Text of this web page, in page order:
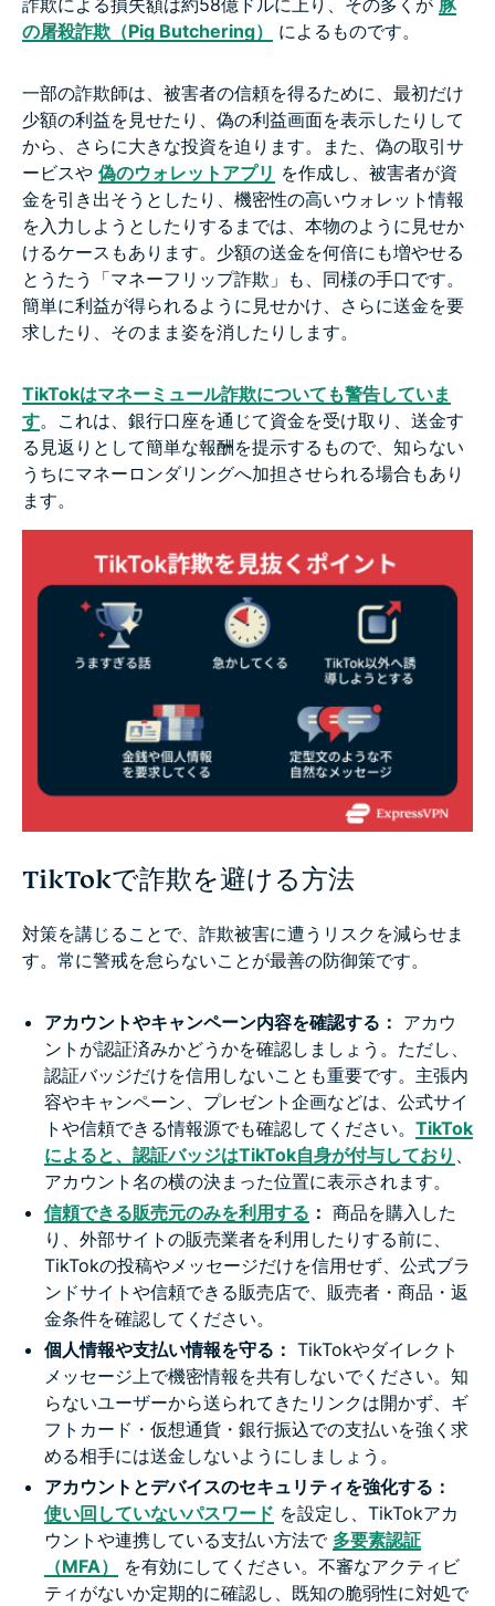
の屠殺詐欺（Pig Butchering）
によるものです。
一部の詐欺師は、被害者の信頼を得るために、最初だけ
少額の利益を見せたり、偽の利益画面を表示したりして
から、さらに大きな投資を迫ります。また、偽の取引サ
ービスや 偽のウォレットアプリ を作成し、被害者が資
金を引き出そうとしたり、機密性の高いウォレット情報
を入力しようとしたりするまでは、本物のように見せか
けるケースもあります。少額の送金を何倍にも増やせる
とうたう「マネーフリップ詐欺」も、同様の手口です。
簡単に利益が得られるように見せかけ、さらに送金を要
求したり、そのまま姿を消したりします。
TikTokはマネーミュール詐欺についても警告していま
す。これは、銀行口座を通じて資金を受け取り、送金す
る見返りとして簡単な報酬を提示するもので、知らない
うちにマネーロンダリングへ加担させられる場合もあり
ます。
TikTokで詐欺を避ける方法
対策を講じることで、詐欺被害に遭うリスクを減らせま
す。常に警戒を怠らないことが最善の防御策です。
アカウントやキャンペーン内容を確認する： アカウ
ントが認証済みかどうかを確認しましょう。ただし、
認証バッジだけを信用しないことも重要です。主張内
容やキャンペーン、プレゼント企画などは、公式サイ
トや信頼できる情報源でも確認してください。 TikTok
によると、認証バッジはTikTok自身が付与しており
アカウント名の横の決まった位置に表示されます。
信頼できる販売元のみを利用する ： 商品を購入した
り、外部サイトの販売業者を利用したりする前に、
TikTokの投稿やメッセージだけを信用せず、公式ブラ
ンドサイトや信頼できる販売店で、販売者・商品・返
金条件を確認してください。
個人情報や支払い情報を守る： TikTokやダイレクト
メッセージ上で機密情報を共有しないでください。知
らないユーザーから送られてきたリンクは開かず、ギ
フトカード・仮想通貨・銀行振込での支払いを強く求
める相手には送金しないようにしましょう。
アカウントとデバイスのセキュリティを強化する：
使い回していないパスワード を設定し、TikTokアカ
ウントや連携している支払い方法で 多要素認証
（MFA）
を有効にしてください。不審なアクティビ
ティがないか定期的に確認し、既知の脆弱性に対処で